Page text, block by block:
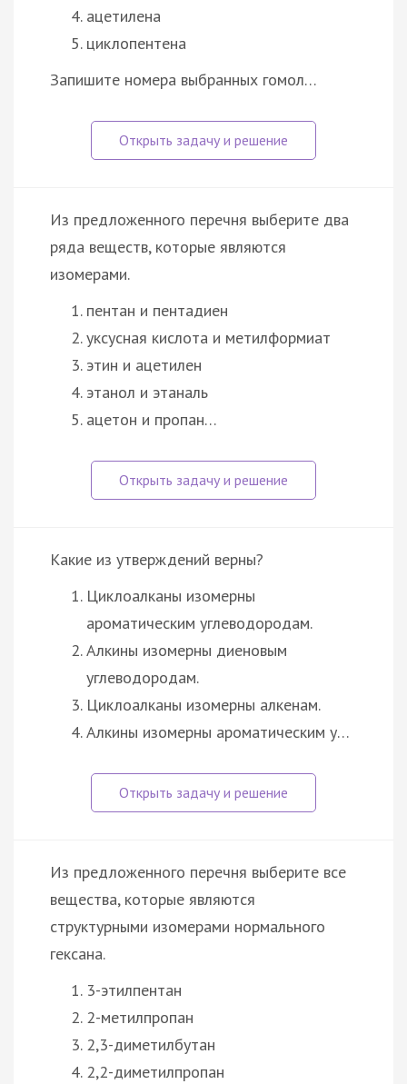
ацетилена
циклопентена
Запишите номера выбранных гомол…
Из предложенного перечня выберите два
ряда веществ, которые являются
изомерами.
пентан и пентадиен
уксусная кислота и метилформиат
этин и ацетилен
этанол и этаналь
ацетон и пропан…
Какие из утверждений верны?
Циклоалканы изомерны
ароматическим углеводородам.
Алкины изомерны диеновым
углеводородам.
Циклоалканы изомерны алкенам.
Алкины изомерны ароматическим у…
Из предложенного перечня выберите все
вещества, которые являются
структурными изомерами нормального
гексана.
3-этилпентан
2-метилпропан
2,3-диметилбутан
2,2-диметилпропан